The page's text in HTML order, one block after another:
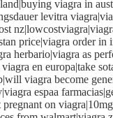
viagra in
levitra
price|viagra order in
herbario|viagra as
en europa|take
viagra become
espaa
pregnant on